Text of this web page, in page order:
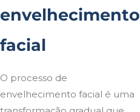
envelhecimento
facial
O processo de
envelhecimento facial é uma